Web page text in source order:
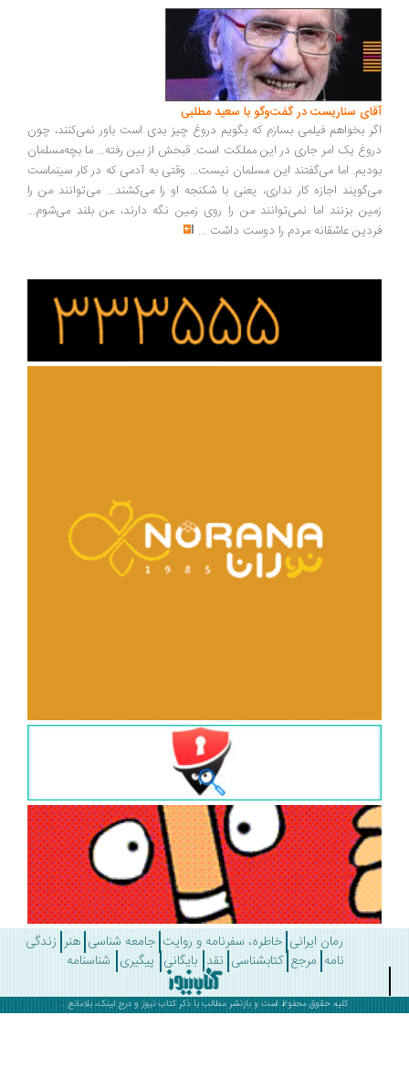
سناریست در گفت‌وگو با سعید مطلبی
بخواهم فیلمی بسازم که بگویم دروغ چیز بدی است باور نمی‌کنند، چون
یک امر جاری در این مملکت است. قبحش از بین رفته... ما بچه‌مسلمان
اما می‌گفتند این مسلمان نیست... وقتی به آدمی که در کار سینماست
اجازه کار نداری، یعنی با شکنجه او را می‌کشند... می‌توانند من را
بزنند اما نمی‌توانند من را روی زمین نگه دارند، من بلند می‌شوم...
عاشقانه مردم را دوست داشت ...
رمان ایرانی خاطره، سفرنامه و روایت جامعه شناسی هنر زندگی
مرجع کتابشناسی نقد بایگانی پیگیری شناسنامه
کلیه حقوق محفوظ است و بازنشر مطالب با ذکرکتاب نیوز و درج لینک، بلامانع .